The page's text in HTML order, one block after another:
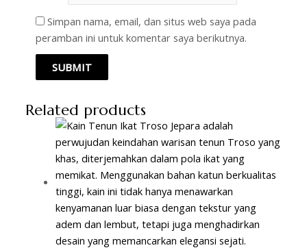
Simpan nama, email, dan situs web saya pada
peramban ini untuk komentar saya berikutnya.
Related products